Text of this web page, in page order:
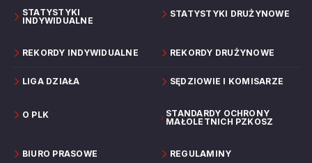
STATYSTYKI
INDYWIDUALNE
STATYSTYKI DRUŻYNOWE
REKORDY INDYWIDUALNE REKORDY DRUŻYNOWE
LIGA DZIAŁA SĘDZIOWIE I KOMISARZE
O PLK
STANDARDY OCHRONY
MAŁOLETNICH PZKOSZ
BIURO PRASOWE REGULAMINY